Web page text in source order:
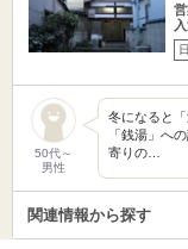
50代～
男性
冬になると
「銭湯」へ
寄りの…
関連情報から探す